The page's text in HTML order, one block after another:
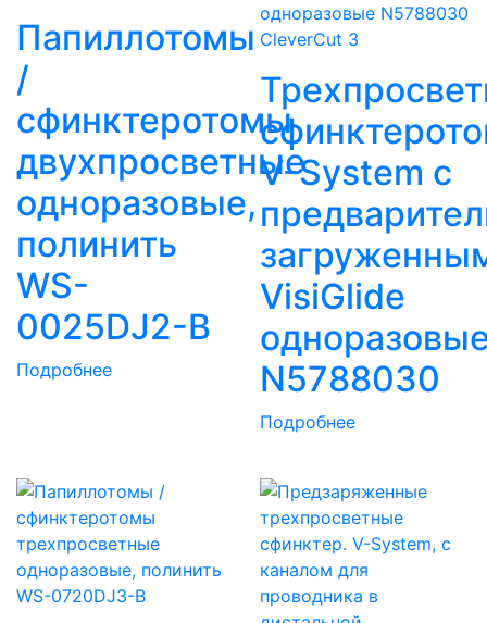
Папиллотомы
/
сфинктеротомы
двухпросветные
одноразовые,
полинить
WS-
0025DJ2-В
Подробнее
CleverCut 3
V-System с
VisiGlide
N5788030
Подробнее